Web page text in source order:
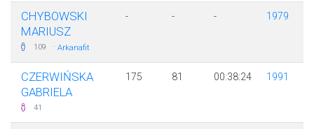
CHYBOWSKI
MARIUSZ
109 · Arkanafit
- - - 1979
CZERWIŃSKA
GABRIELA
41
175 81 00:38:24 1991